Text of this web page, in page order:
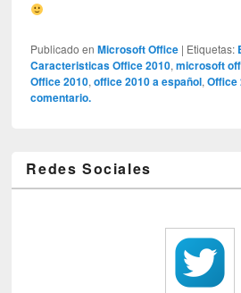
Publicado en Microsoft Office | Etiquetas:
Caracteristicas Office 2010,microsoft
Office 2010,office 2010 a español,Office
comentario.
Redes Sociales